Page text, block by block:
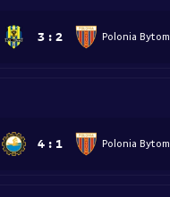
3 : 2 Polonia Bytom
4 : 1 Polonia Bytom